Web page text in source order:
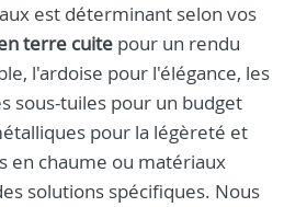
est déterminant selon vos
terre cuite pour un rendu
l'ardoise pour l'élégance, les
sous-tuiles pour un budget
pour la légèreté et
en chaume ou matériaux
solutions spécifiques. Nous